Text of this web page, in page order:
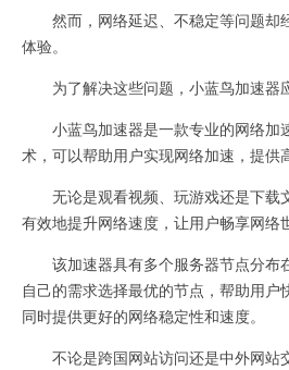
然而，网络延迟、不稳定等问题却
体验。
为了解决这些问题，小蓝鸟加速器应
小蓝鸟加速器是一款专业的网络加
术，可以帮助用户实现网络加速，提供
无论是观看视频、玩游戏还是下载
有效地提升网络速度，让用户畅享网络
该加速器具有多个服务器节点分布
自己的需求选择最优的节点，帮助用户
同时提供更好的网络稳定性和速度。
不论是跨国网站访问还是中外网站